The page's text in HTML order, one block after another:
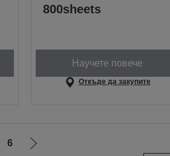
800sheets
Научете повече
Откъде да закупите
6
Отиди